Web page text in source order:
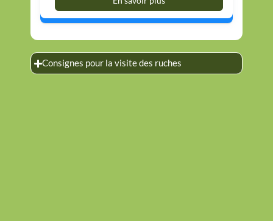
Consignes pour la visite des ruches